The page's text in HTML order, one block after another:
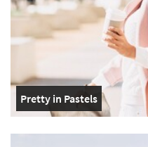
Pretty in Pastels